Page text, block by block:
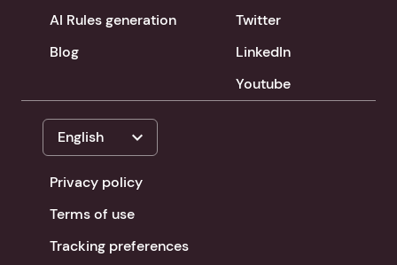
AI Rules generation
Blog
Twitter
LinkedIn
Youtube
English expand_more
Privacy policy
Terms of use
Tracking preferences